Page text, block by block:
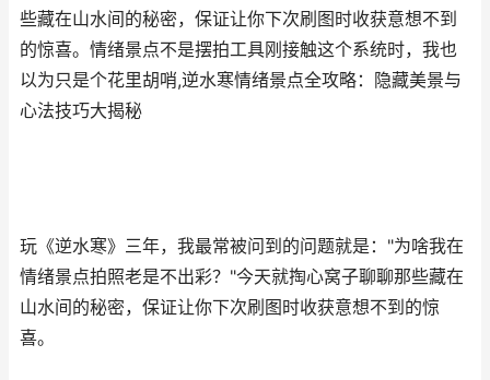
些藏在山水间的秘密，保证让你下次刷图时收获意想不到
的惊喜。情绪景点不是摆拍工具刚接触这个系统时，我也
以为只是个花里胡哨,逆水寒情绪景点全攻略：隐藏美景与
心法技巧大揭秘
玩《逆水寒》三年，我最常被问到的问题就是："为啥我在
情绪景点拍照老是不出彩？"今天就掏心窝子聊聊那些藏在
山水间的秘密，保证让你下次刷图时收获意想不到的惊
喜。